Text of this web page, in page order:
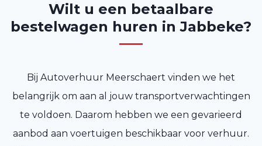
Wilt u een betaalbare
bestelwagen huren in Jabbeke?
Bij Autoverhuur Meerschaert vinden we het
belangrijk om aan al jouw transportverwachtingen
te voldoen. Daarom hebben we een gevarieerd
aanbod aan voertuigen beschikbaar voor verhuur.